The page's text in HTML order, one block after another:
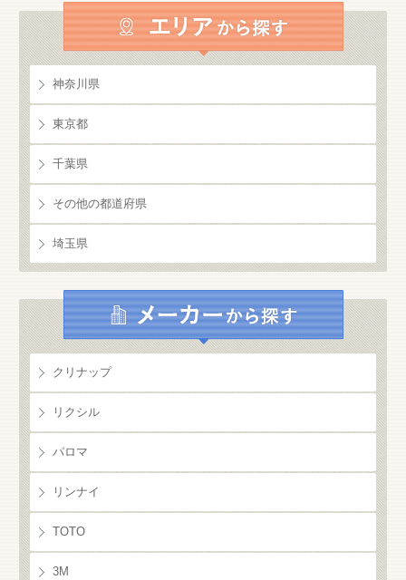
神奈川県
東京都
千葉県
その他の都道府県
埼玉県
クリナップ
リクシル
パロマ
リンナイ
TOTO
3M